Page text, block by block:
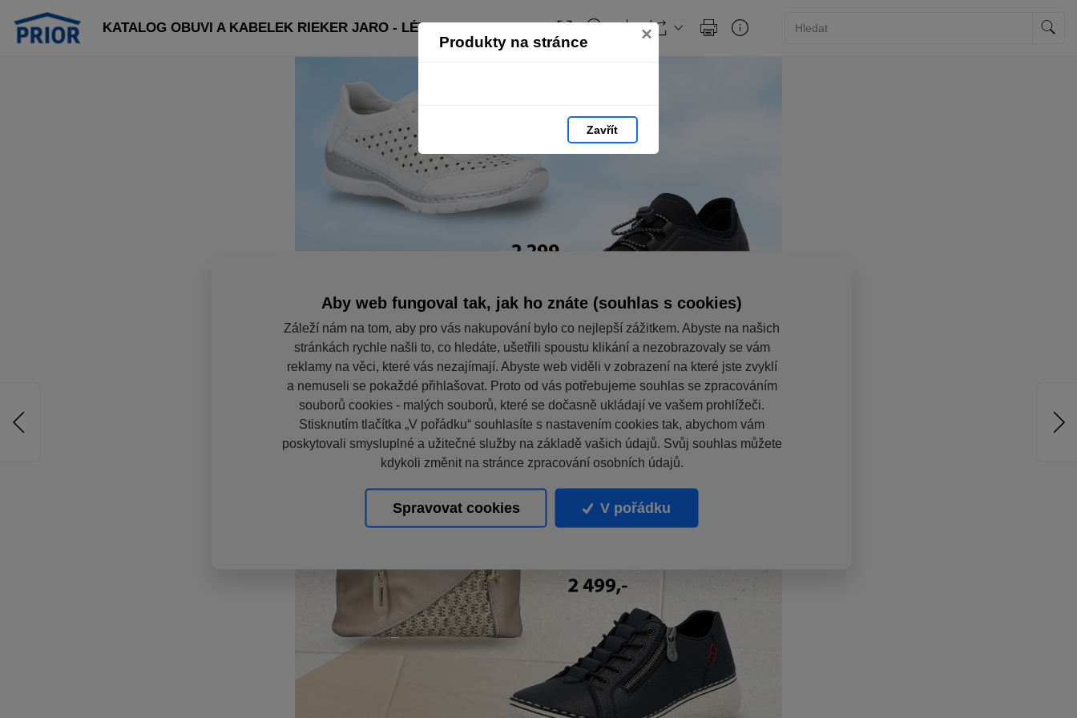
Produkty na stránce ×
Zavřít
KATALOG OBUVI A KABELEK RIEKER JARO - LÉTO: strana 10
Aby web fungoval tak, jak ho znáte (souhlas s cookies)
Záleží nám na tom, aby pro vás nakupování bylo co nejlepší zážitkem. Abyste na našich
stránkách rychle našli to, co hledáte, ušetřili spoustu klikání a nezobrazovaly se vám
reklamy na věci, které vás nezajímají. Abyste web viděli v zobrazení na které jste zvyklí
a nemuseli se pokaždé přihlašovat. Proto od vás potřebujeme souhlas se zpracováním
souborů cookies - malých souborů, které se dočasně ukládají ve vašem prohlížeči.
Stisknutím tlačítka „V pořádku“ souhlasíte s nastavením cookies tak, abychom vám
poskytovali smysluplné a užitečné služby na základě vašich údajů. Svůj souhlas můžete
kdykoli změnit na stránce zpracování osobních údajů.
Spravovat cookies V pořádku